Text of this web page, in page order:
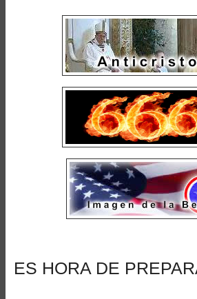
ES HORA DE